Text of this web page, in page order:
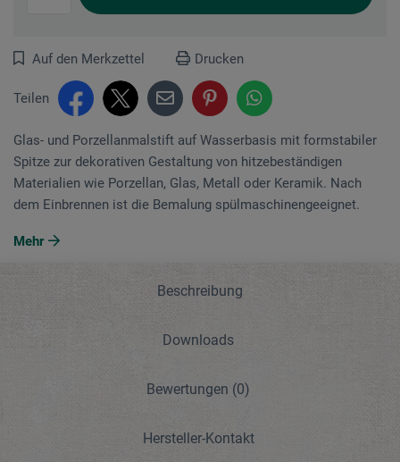
Auf den Merkzettel Drucken
Teilen
Glas- und Porzellanmalstift auf Wasserbasis mit formstabiler
Spitze zur dekorativen Gestaltung von hitzebeständigen
Materialien wie Porzellan, Glas, Metall oder Keramik. Nach
dem Einbrennen ist die Bemalung spülmaschinengeeignet.
Mehr
Beschreibung
Downloads
Bewertungen (0)
Hersteller-Kontakt